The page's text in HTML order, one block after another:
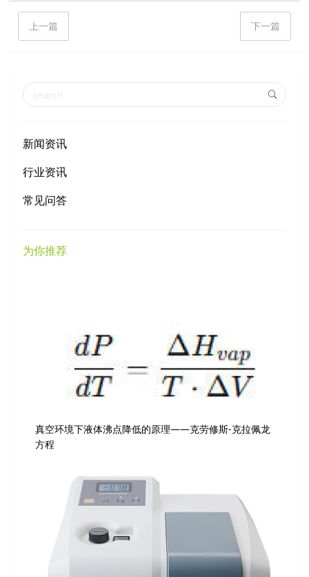
上一篇 下一篇
新闻资讯
行业资讯
常见问答
为你推荐
真空环境下液体沸点降低的原理——克劳修斯-克拉佩龙
方程